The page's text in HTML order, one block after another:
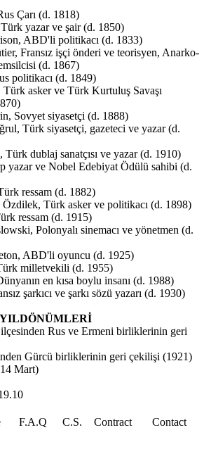
Çarı (d. 1818)
yazar ve şair (d. 1850)
ABD'li politikacı (d. 1833)
Fransız işçi önderi ve teorisyen, Anarko-
(d. 1867)
politikacı (d. 1849)
Türk asker ve Türk Kurtuluş Savaşı
Sovyet siyasetçi (d. 1888)
Türk siyasetçi, gazeteci ve yazar (d.
dublaj sanatçısı ve yazar (d. 1910)
yazar ve Nobel Edebiyat Ödülü sahibi (d.
ressam (d. 1882)
Türk asker ve politikacı (d. 1898)
ressam (d. 1915)
Polonyalı sinemacı ve yönetmen (d.
ABD'li oyuncu (d. 1925)
milletvekili (d. 1955)
en kısa boylu insanı (d. 1988)
şarkıcı ve şarkı sözü yazarı (d. 1930)
Rus ve Ermeni birliklerinin geri
Gürcü birliklerinin geri çekilişi (1921)
Mart)
F.A.Q C.S. Contract Contact